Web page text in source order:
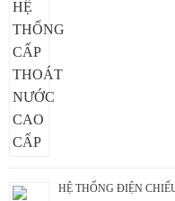
HỆ THỐNG ĐIỆN